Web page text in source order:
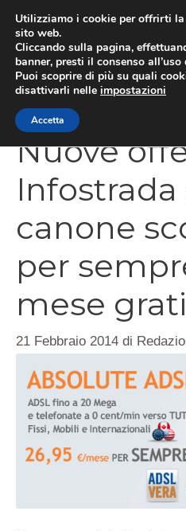
contenuto
Nuove
Infostrada
canone
per
mese
21 Febbraio 2014 di
Utilizziamo i cookie per offrirti
sito web.
Cliccando sulla pagina,
banner, presti il consenso
Puoi scoprire di più su quali
disattivarli nelle impostazioni
Accetta